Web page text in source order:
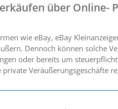
über Online-
wie eBay, eBay
Dennoch können solche
oder bereits um
Veräußerungsgeschäfte